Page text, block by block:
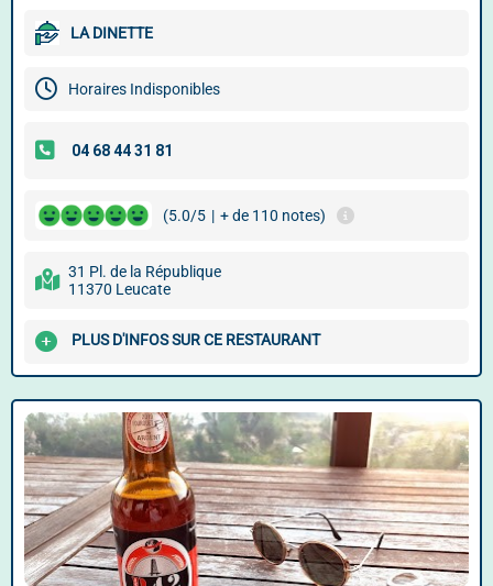
LA DINETTE
Horaires Indisponibles
(5.0/5 | + de 110 notes)
31 Pl. de la République
11370 Leucate
PLUS D'INFOS SUR CE RESTAURANT